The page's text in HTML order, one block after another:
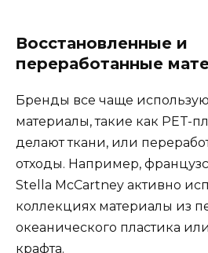
Восстановленные и
переработанные
Бренды все чаще
материалы, такие как PET-
делают ткани, или
отходы. Например,
Stella McCartney активно
коллекциях материалы из
океанического пластика
крафта.